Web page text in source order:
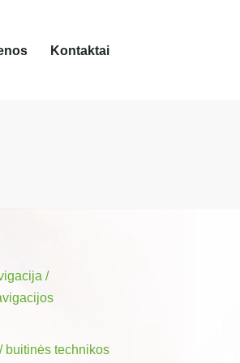
Kontaktai
/
buitinės technikos